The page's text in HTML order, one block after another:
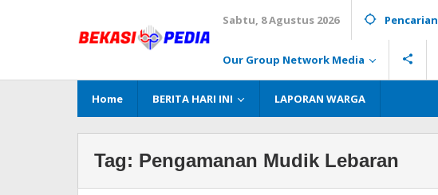
Sabtu, 8 Agustus 2026 Pencarian
Our Group Network Media
Home BERITA HARI INI LAPORAN WARGA
Tag: Pengamanan Mudik Lebaran